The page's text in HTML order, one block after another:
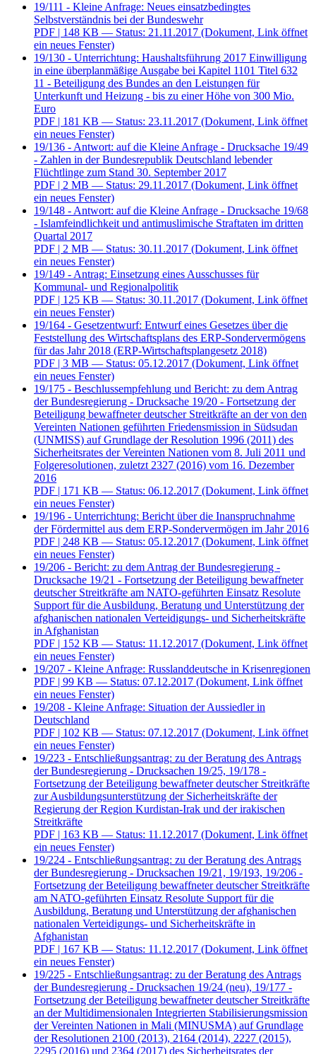
19/111 - Kleine Anfrage: Neues einsatzbedingtes
Selbstverständnis bei der Bundeswehr
PDF | 148 KB — Status: 21.11.2017 (Dokument, Link öffnet
ein neues Fenster)
19/130 - Unterrichtung: Haushaltsführung 2017 Einwilligung
in eine überplanmäßige Ausgabe bei Kapitel 1101 Titel 632
11 - Beteiligung des Bundes an den Leistungen für
Unterkunft und Heizung - bis zu einer Höhe von 300 Mio.
Euro
PDF | 181 KB — Status: 23.11.2017 (Dokument, Link öffnet
ein neues Fenster)
19/136 - Antwort: auf die Kleine Anfrage - Drucksache 19/49
- Zahlen in der Bundesrepublik Deutschland lebender
Flüchtlinge zum Stand 30. September 2017
PDF | 2 MB — Status: 29.11.2017 (Dokument, Link öffnet
ein neues Fenster)
19/148 - Antwort: auf die Kleine Anfrage - Drucksache 19/68
- Islamfeindlichkeit und antimuslimische Straftaten im dritten
Quartal 2017
PDF | 2 MB — Status: 30.11.2017 (Dokument, Link öffnet
ein neues Fenster)
19/149 - Antrag: Einsetzung eines Ausschusses für
Kommunal- und Regionalpolitik
PDF | 125 KB — Status: 30.11.2017 (Dokument, Link öffnet
ein neues Fenster)
19/164 - Gesetzentwurf: Entwurf eines Gesetzes über die
Feststellung des Wirtschaftsplans des ERP-Sondervermögens
für das Jahr 2018 (ERP-Wirtschaftsplangesetz 2018)
PDF | 3 MB — Status: 05.12.2017 (Dokument, Link öffnet
ein neues Fenster)
19/175 - Beschlussempfehlung und Bericht: zu dem Antrag
der Bundesregierung - Drucksache 19/20 - Fortsetzung der
Beteiligung bewaffneter deutscher Streitkräfte an der von den
Vereinten Nationen geführten Friedensmission in Südsudan
(UNMISS) auf Grundlage der Resolution 1996 (2011) des
Sicherheitsrates der Vereinten Nationen vom 8. Juli 2011 und
Folgeresolutionen, zuletzt 2327 (2016) vom 16. Dezember
2016
PDF | 171 KB — Status: 06.12.2017 (Dokument, Link öffnet
ein neues Fenster)
19/196 - Unterrichtung: Bericht über die Inanspruchnahme
der Fördermittel aus dem ERP-Sondervermögen im Jahr 2016
PDF | 248 KB — Status: 05.12.2017 (Dokument, Link öffnet
ein neues Fenster)
19/206 - Bericht: zu dem Antrag der Bundesregierung -
Drucksache 19/21 - Fortsetzung der Beteiligung bewaffneter
deutscher Streitkräfte am NATO-geführten Einsatz Resolute
Support für die Ausbildung, Beratung und Unterstützung der
afghanischen nationalen Verteidigungs- und Sicherheitskräfte
in Afghanistan
PDF | 152 KB — Status: 11.12.2017 (Dokument, Link öffnet
ein neues Fenster)
19/207 - Kleine Anfrage: Russlanddeutsche in Krisenregionen
PDF | 99 KB — Status: 07.12.2017 (Dokument, Link öffnet
ein neues Fenster)
19/208 - Kleine Anfrage: Situation der Aussiedler in
Deutschland
PDF | 102 KB — Status: 07.12.2017 (Dokument, Link öffnet
ein neues Fenster)
19/223 - Entschließungsantrag: zu der Beratung des Antrags
der Bundesregierung - Drucksachen 19/25, 19/178 -
Fortsetzung der Beteiligung bewaffneter deutscher Streitkräfte
zur Ausbildungsunterstützung der Sicherheitskräfte der
Regierung der Region Kurdistan-Irak und der irakischen
Streitkräfte
PDF | 163 KB — Status: 11.12.2017 (Dokument, Link öffnet
ein neues Fenster)
19/224 - Entschließungsantrag: zu der Beratung des Antrags
der Bundesregierung - Drucksachen 19/21, 19/193, 19/206 -
Fortsetzung der Beteiligung bewaffneter deutscher Streitkräfte
am NATO-geführten Einsatz Resolute Support für die
Ausbildung, Beratung und Unterstützung der afghanischen
nationalen Verteidigungs- und Sicherheitskräfte in
Afghanistan
PDF | 167 KB — Status: 11.12.2017 (Dokument, Link öffnet
ein neues Fenster)
19/225 - Entschließungsantrag: zu der Beratung des Antrags
der Bundesregierung - Drucksachen 19/24 (neu), 19/177 -
Fortsetzung der Beteiligung bewaffneter deutscher Streitkräfte
an der Multidimensionalen Integrierten Stabilisierungsmission
der Vereinten Nationen in Mali (MINUSMA) auf Grundlage
der Resolutionen 2100 (2013), 2164 (2014), 2227 (2015),
2295 (2016) und 2364 (2017) des Sicherheitsrates der